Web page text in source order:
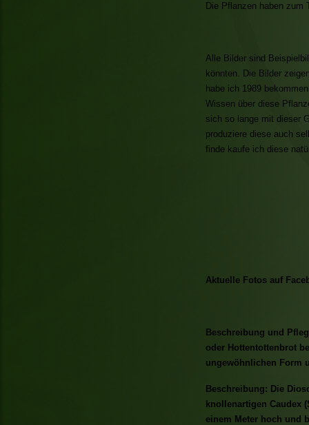
Die Pflanzen haben zum
Alle Bilder sind
könnten. Die Bilder
habe ich 1989
Wissen über diese
sich so lange mit dieser
produziere diese auch
finde kaufe ich diese
Aktuelle Fotos auf
Beschreibung und
oder Hottentottenbrot
ungewöhnlichen Form
Beschreibung: Die
knollenartigen Caudex
einem Meter hoch und